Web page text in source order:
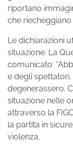
riportano
che
Le dichiarazioni
situazione. La
comunicato:
e degli
degenerassero.
situazione nelle
attraverso la
la partita in
violenza.